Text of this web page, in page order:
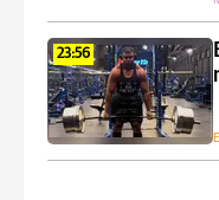
23:56